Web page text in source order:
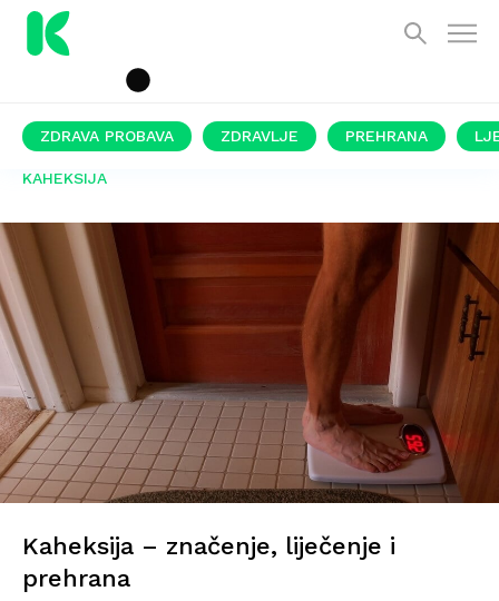
ZDRAVA PROBAVA ZDRAVLJE PREHRANA
KAHEKSIJA
Kaheksija – značenje, liječenje i
prehrana